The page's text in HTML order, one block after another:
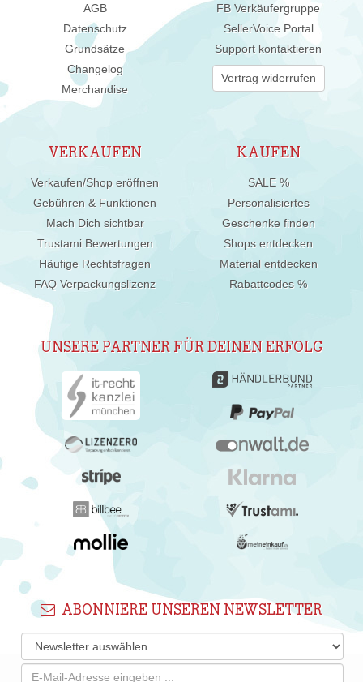
AGB
Datenschutz
Grundsätze
Changelog
Merchandise
FB Verkäufergruppe
SellerVoice Portal
Support kontaktieren
Vertrag widerrufen
VERKAUFEN
Verkaufen/Shop eröffnen
Gebühren & Funktionen
Mach Dich sichtbar
Trustami Bewertungen
Häufige Rechtsfragen
FAQ Verpackungslizenz
KAUFEN
SALE %
Personalisiertes
Geschenke finden
Shops entdecken
Material entdecken
Rabattcodes %
UNSERE PARTNER FÜR DEINEN ERFOLG
ABONNIERE UNSEREN NEWSLETTER